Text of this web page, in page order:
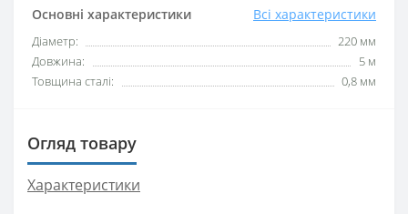
Основні характеристики Всі характеристики
Діаметр:
220 мм
Довжина:
5 м
Товщина сталі:
0,8 мм
Огляд товару
Характеристики